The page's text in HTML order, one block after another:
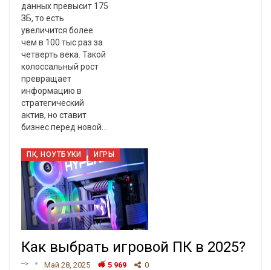
данных превысит 175
ЗБ, то есть
увеличится более
чем в 100 тыс раз за
четверть века. Такой
колоссальный рост
превращает
информацию в
стратегический
актив, но ставит
бизнес перед новой…
ПК, НОУТБУКИ ИГРЫ
Как выбрать игровой ПК в 2025?
--> Май 28, 2025 5 969 0